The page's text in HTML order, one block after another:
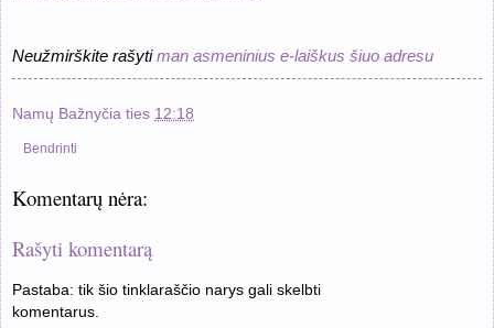
Neužmirškite rašytiman asmeninius e-laiškus šiuo adresu
Namų Bažnyčia ties 12:18
Bendrinti
Komentarų nėra:
Rašyti komentarą
Pastaba: tik šio tinklaraščio narys gali skelbti
komentarus.